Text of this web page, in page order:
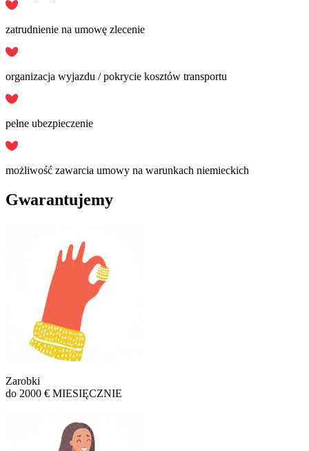
zatrudnienie na umowę zlecenie
organizacja wyjazdu / pokrycie kosztów transportu
pełne ubezpieczenie
możliwość zawarcia umowy na warunkach niemieckich
Gwarantujemy
Zarobki
do 2000 € MIESIĘCZNIE